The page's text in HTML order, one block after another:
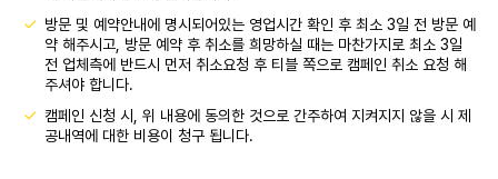
방문 및 예약안내에 명시되어있는 영업시간 확인 후 최소 3일 전 방문 예
약 해주시고, 방문 예약 후 취소를 희망하실 때는 마찬가지로 최소 3일
전 업체측에 반드시 먼저 취소요청 후 티블 쪽으로 캠페인 취소 요청 해
주셔야 합니다.
캠페인 신청 시, 위 내용에 동의한 것으로 간주하여 지켜지지 않을 시 제
공내역에 대한 비용이 청구 됩니다.